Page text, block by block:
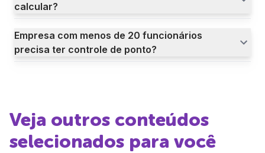
calcular?
Empresa com menos de 20 funcionários
precisa ter controle de ponto?
Veja outros conteúdos
selecionados para você